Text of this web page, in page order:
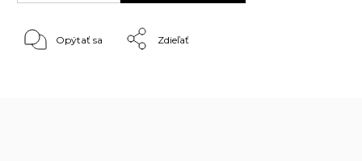
Opýtať sa Zdieľať